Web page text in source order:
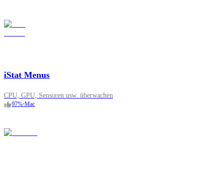
iStat Menus
CPU, GPU, Sensoren usw. überwachen
97%•Mac